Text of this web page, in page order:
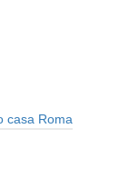
casa Roma